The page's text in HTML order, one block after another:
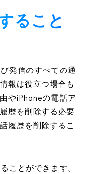
ること
発信のすべての通
報は役立つ場合も
やiPhoneの電話ア
歴を削除する必要
履歴を削除するこ
ことができます。